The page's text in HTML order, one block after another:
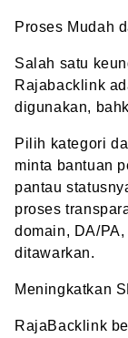
Proses Mudah
Salah satu
Rajabacklink
digunakan,
Pilih kategori
minta bantuan
pantau
proses
domain, DA/
ditawarkan.
Meningkatkan
RajaBacklink